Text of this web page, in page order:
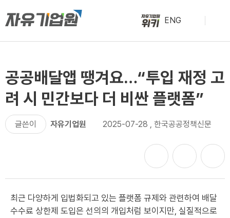
ENG
공공배달앱 땡겨요…“투입 재정 고
려 시 민간보다 더 비싼 플랫폼”
글쓴이 자유기업원 2025-07-28 , 한국공공정책신문
최근 다양하게 입법화되고 있는 플랫폼 규제와 관련하여 배달
수수료 상한제 도입은 선의의 개입처럼 보이지만, 실질적으로